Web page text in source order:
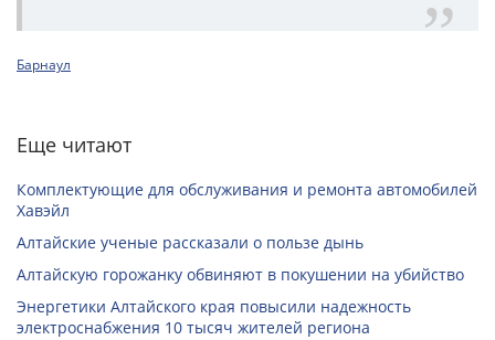
Барнаул
Еще читают
Комплектующие для обслуживания и ремонта автомобилей
Хавэйл
Алтайские ученые рассказали о пользе дынь
Алтайскую горожанку обвиняют в покушении на убийство
Энергетики Алтайского края повысили надежность
электроснабжения 10 тысяч жителей региона